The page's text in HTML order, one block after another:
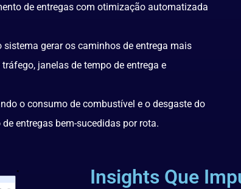
de entregas com otimização automatizada
gerar os caminhos de entrega mais
janelas de tempo de entrega e
o consumo de combustível e o desgaste do
entregas bem-sucedidas por rota.
Insights Que